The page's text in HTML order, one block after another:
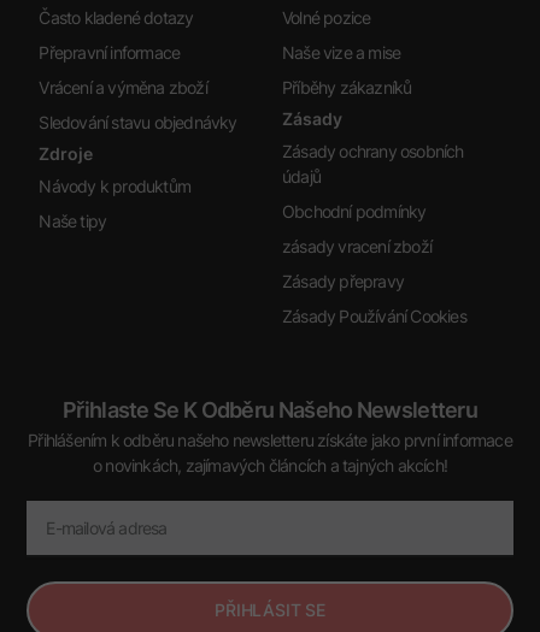
Často kladené dotazy
Přepravní informace
Vrácení a výměna zboží
Sledování stavu objednávky
Zdroje
Návody k produktům
Naše tipy
Volné pozice
Naše vize a mise
Příběhy zákazníků
Zásady
Zásady ochrany osobních
údajů
Obchodní podmínky
zásady vracení zboží
Zásady přepravy
Zásady Používání Cookies
Přihlaste Se K Odběru Našeho Newsletteru
Přihlášením k odběru našeho newsletteru získáte jako první informace
o novinkách, zajímavých článcích a tajných akcích!
PŘIHLÁSIT SE